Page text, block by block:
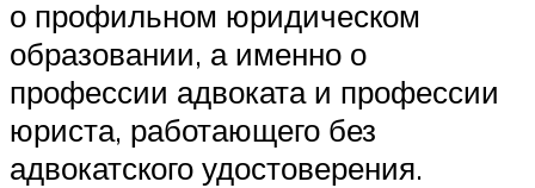
о профильном юридическом
образовании, а именно о
профессии адвоката и профессии
юриста, работающего без
адвокатского удостоверения.